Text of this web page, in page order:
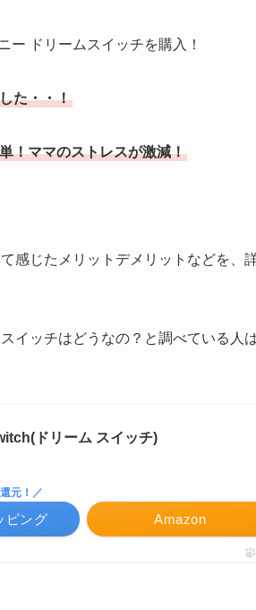
ー ドリームスイッチを購入！
た・・！
！ママのストレスが激減！
感じたメリットデメリットなどを、
イッチはどうなの？と調べている人
ドリーム スイッチ)
Amazon
元！／
ピング